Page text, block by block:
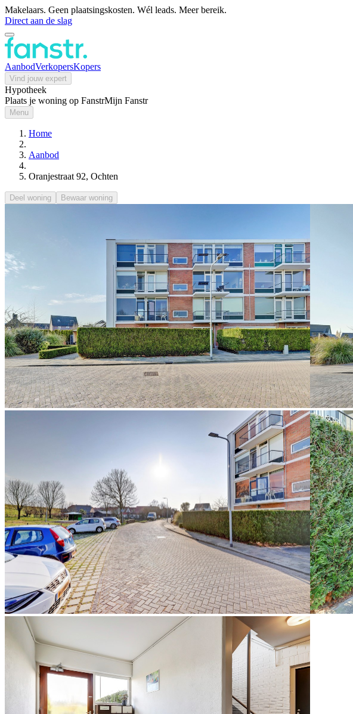
Makelaars. Geen plaatsingskosten. Wél leads. Meer bereik.
Direct aan de slag
AanbodVerkopersKopers
Vind jouw expert
Hypotheek
Plaats je woning op FanstrMijn Fanstr
Menu
Home
Aanbod
Oranjestraat 92, Ochten
Deel woning Bewaar woning